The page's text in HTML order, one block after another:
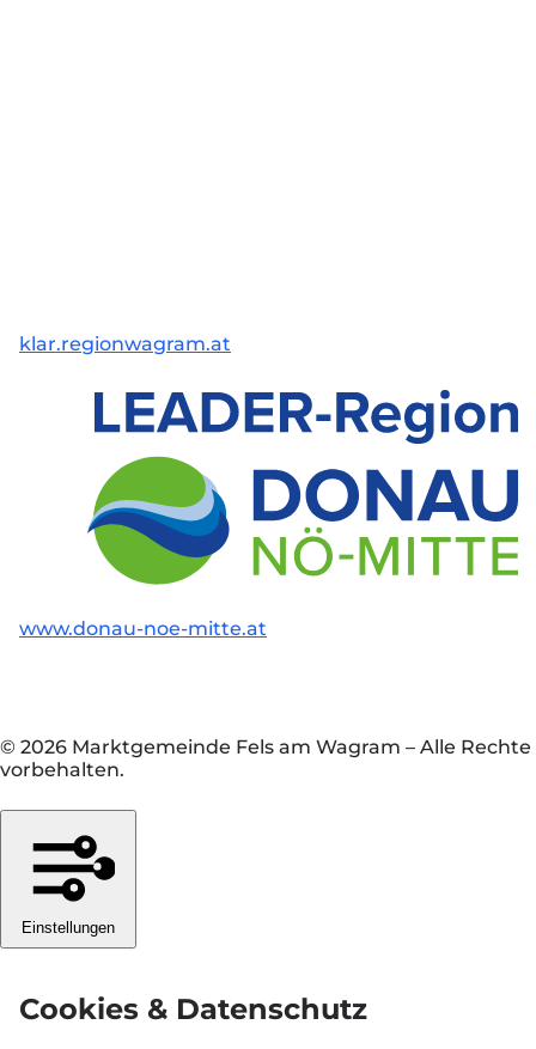
klar.regionwagram.at
www.donau-noe-mitte.at
© 2026 Marktgemeinde Fels am Wagram – Alle Rechte
vorbehalten.
Einstellungen
Cookies & Datenschutz